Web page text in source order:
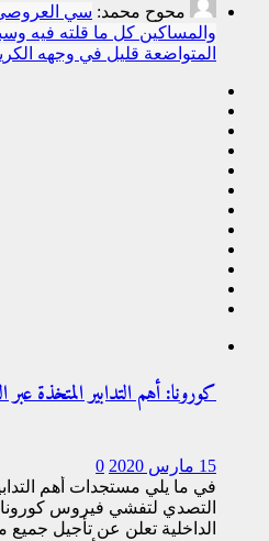
محوح محمد: سي
والمساكين كل ما قلته فيه
المتواضعة قليل في وجهه
كورونا: أهم التدابير المتخذة
15 مارس 2020
0
في ما يلي مستجدات أهم
الداخلية تعلن عن تأجيل جميع